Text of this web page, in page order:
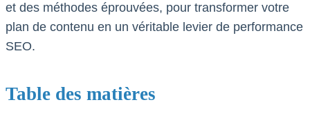
et des méthodes éprouvées, pour transformer votre
plan de contenu en un véritable levier de performance
SEO.
Table des matières